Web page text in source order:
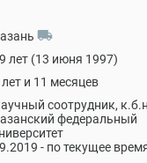
local_shipping
лет (13 июня 1997)
лет и 11 месяцев
соотрудник,
федеральный
- по текущее